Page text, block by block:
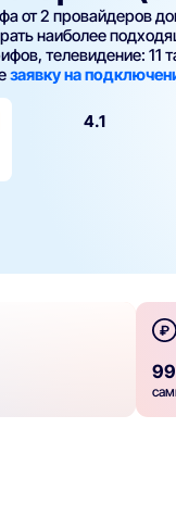
от 2 провайдеров
наиболее
телевидение: 11
заявку на
4.1